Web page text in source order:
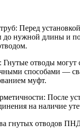
Перед
до нужной длины и
отводы могут
способами —
муфт.
После
на наличие
гнутых отводов